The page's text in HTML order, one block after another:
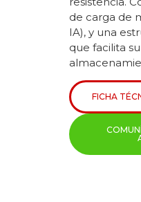
de carga de
IA), y una
que facilita
FICHA